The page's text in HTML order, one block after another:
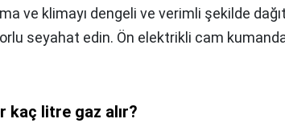
ve klimayı dengeli ve verimli şekilde
seyahat edin. Ön elektrikli cam
kaç litre gaz alır?